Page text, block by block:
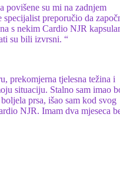
povišene su mi na zadnjem
preporučio da
s nekim Cardio NJR
su bili izvrsni. “
prekomjerna tjelesna težina i
situaciju. Stalno sam imao
prsa, išao sam kod svog
NJR. Imam dva mjeseca